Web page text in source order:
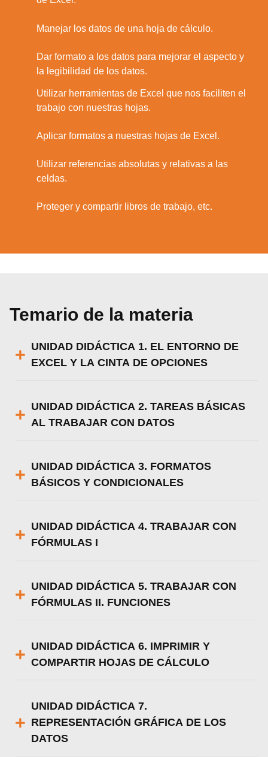
Manejar los datos de una hoja de cálculo.
Dar formato a los datos para mejorar el aspecto y
la legibilidad de los datos.
Utilizar herramientas de Excel que nos faciliten el
trabajo con nuestras hojas.
Aplicar formatos a nuestras hojas de Excel.
Utilizar referencias absolutas y relativas a las
celdas.
Proteger y compartir libros de trabajo, etc.
Temario de la materia
UNIDAD DIDÁCTICA 1. EL ENTORNO DE
EXCEL Y LA CINTA DE OPCIONES
UNIDAD DIDÁCTICA 2. TAREAS BÁSICAS
AL TRABAJAR CON DATOS
UNIDAD DIDÁCTICA 3. FORMATOS
BÁSICOS Y CONDICIONALES
UNIDAD DIDÁCTICA 4. TRABAJAR CON
FÓRMULAS I
UNIDAD DIDÁCTICA 5. TRABAJAR CON
FÓRMULAS II. FUNCIONES
UNIDAD DIDÁCTICA 6. IMPRIMIR Y
COMPARTIR HOJAS DE CÁLCULO
UNIDAD DIDÁCTICA 7.
REPRESENTACIÓN GRÁFICA DE LOS
DATOS
Utilizamos cookies para ofrecerte la mejor